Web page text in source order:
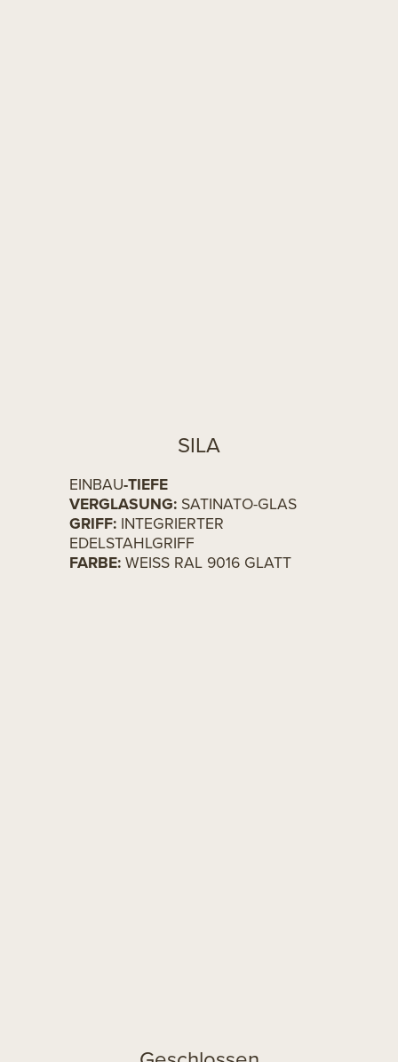
SILA
EINBAU-TIEFE
VERGLASUNG: SATINATO-GLAS
GRIFF: INTEGRIERTER
EDELSTAHLGRIFF
FARBE: WEISS RAL 9016 GLATT